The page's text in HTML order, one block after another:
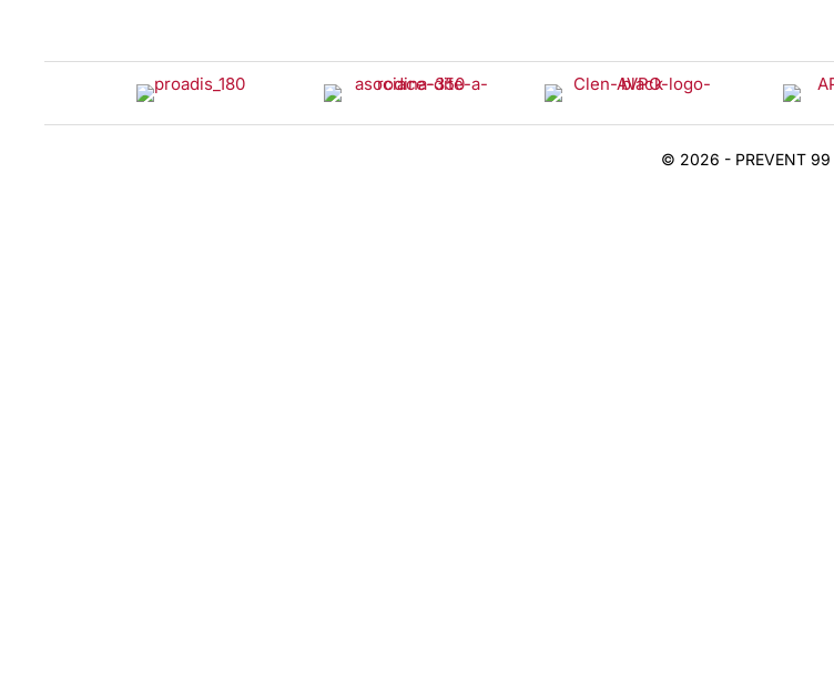
© 2026 - PREVENT 99